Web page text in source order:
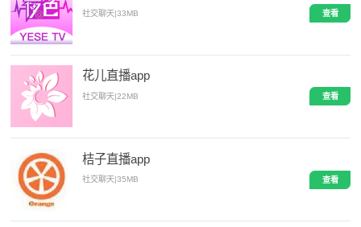
社交聊天|33MB 查看
花儿直播app
社交聊天|22MB 查看
桔子直播app
社交聊天 |35MB 查看